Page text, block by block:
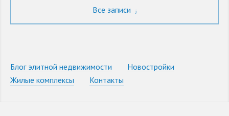
Все записи
Блог элитной недвижимости
Новостройки
Жилые комплексы
Контакты